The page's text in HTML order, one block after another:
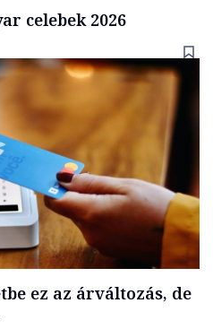
celebek 2026
ez az árváltozás, de